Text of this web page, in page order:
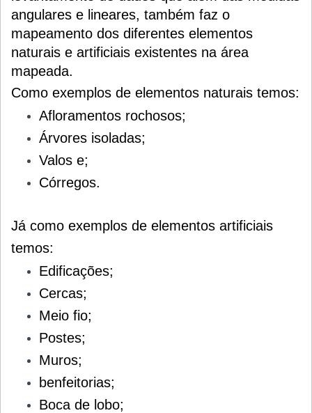
angulares e lineares, também faz o
mapeamento dos diferentes elementos
naturais e artificiais existentes na área
mapeada.
Como exemplos de elementos naturais temos:
Afloramentos rochosos;
Árvores isoladas;
Valos e;
Córregos.
Já como exemplos de elementos artificiais
temos:
Edificações;
Cercas;
Meio fio;
Postes;
Muros;
benfeitorias;
Boca de lobo;